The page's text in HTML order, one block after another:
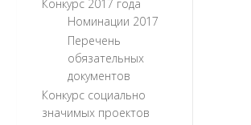
Конкурс 2017 года
Номинации 2017
Перечень
обязательных
документов
Конкурс социально
значимых проектов